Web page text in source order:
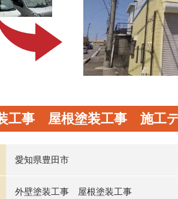
工事 屋根塗装工事 施工
愛知県豊田市
外壁塗装工事 屋根塗装工事